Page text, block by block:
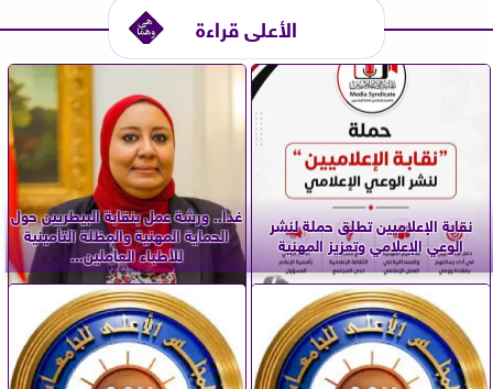
الأعلى قراءة
نقابة الإعلاميين تطلق حملة لنشر
الوعي الإعلامي وتعزيز المهنية
غدا.. ورشة عمل بنقابة البيطريين حول
الحماية المهنية والمظلة التأمينية
للأطباء العاملين...